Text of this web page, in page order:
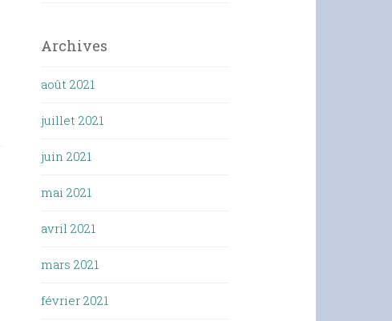
Archives
août 2021
juillet 2021
juin 2021
mai 2021
avril 2021
mars 2021
février 2021